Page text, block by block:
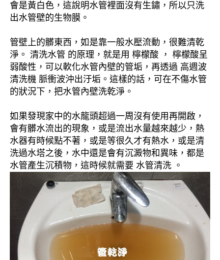
會是黃白色，這說明水管裡面沒有生鏽，所以只洗
出水管壁的生物膜。
管壁上的髒東西，如是靠一般水壓流動，很難清乾
淨。 清洗水管 的原理，就是用 檸檬酸 ， 檸檬酸呈
弱酸性，可以軟化水管內壁的管垢，再透過 高週波
清洗機 脈衝波沖出汙垢。這樣的話，可在不傷水管
的狀況下，把水管內壁洗乾淨。
如果發現家中的水龍頭超過一周沒有使用再開啟，
會有髒水流出的現象，或是流出水量越來越少，熱
水器有時候點不著，或是等很久才有熱水，或是清
洗過水塔之後，水中還是會有沉澱物和異味，都是
水管產生沉積物，這時候就需要 水管清洗 。